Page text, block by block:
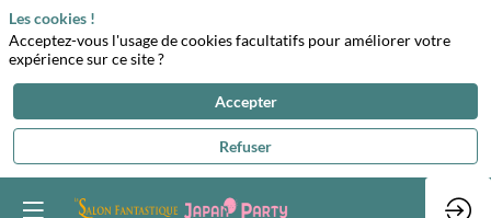
Les cookies !
Acceptez-vous l'usage de cookies facultatifs pour améliorer votre
expérience sur ce site ?
Accepter
Refuser